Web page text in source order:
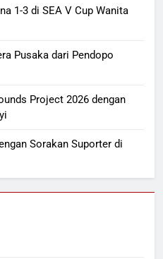
1-3 di SEA V Cup Wanita
Pusaka dari Pendopo
Project 2026 dengan
Sorakan Suporter di